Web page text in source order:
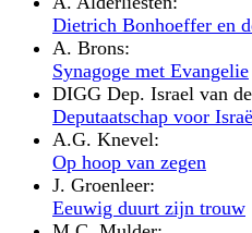
Dietrich Bonhoeffer en
A. Brons:
Synagoge met Evangelie
DIGG Dep. Israel van
Deputaatschap voor
A.G. Knevel:
Op hoop van zegen
J. Groenleer:
Eeuwig duurt zijn trouw